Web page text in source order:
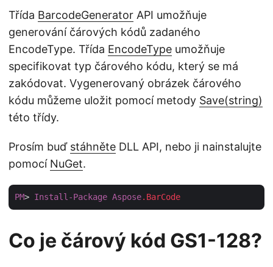
Třída BarcodeGenerator API umožňuje
generování čárových kódů zadaného
EncodeType. Třída EncodeType umožňuje
specifikovat typ čárového kódu, který se má
zakódovat. Vygenerovaný obrázek čárového
kódu můžeme uložit pomocí metody Save(string)
této třídy.
Prosím buď stáhněte DLL API, nebo ji nainstalujte
pomocí NuGet.
PM> Install-Package Aspose.BarCode
Co je čárový kód GS1-128?